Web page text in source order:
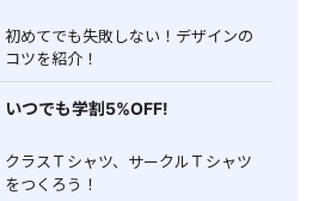
初めてでも失敗しない！デザインの
コツを紹介！
いつでも学割5%OFF!
クラスＴシャツ、サークルＴシャツ
をつくろう！